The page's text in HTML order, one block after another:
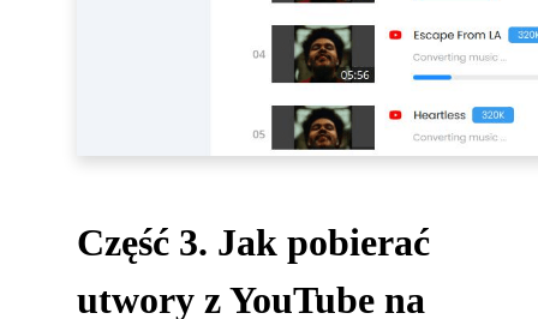
Część 3. Jak pobierać
utwory z YouTube na